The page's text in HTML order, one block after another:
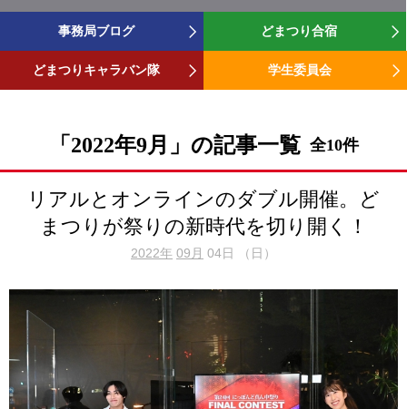
事務局ブログ どまつり合宿
どまつりキャラバン隊 学生委員会
「2022年9月」の記事一覧 全10件
リアルとオンラインのダブル開催。ど
まつりが祭りの新時代を切り開く！
2022年 09月 04日 （日）